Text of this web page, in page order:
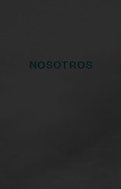
NOSOTROS